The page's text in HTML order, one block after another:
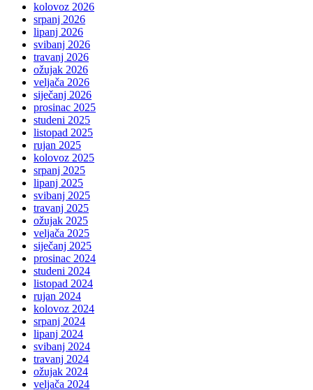
kolovoz 2026
srpanj 2026
lipanj 2026
svibanj 2026
travanj 2026
ožujak 2026
veljača 2026
siječanj 2026
prosinac 2025
studeni 2025
listopad 2025
rujan 2025
kolovoz 2025
srpanj 2025
lipanj 2025
svibanj 2025
travanj 2025
ožujak 2025
veljača 2025
siječanj 2025
prosinac 2024
studeni 2024
listopad 2024
rujan 2024
kolovoz 2024
srpanj 2024
lipanj 2024
svibanj 2024
travanj 2024
ožujak 2024
veljača 2024